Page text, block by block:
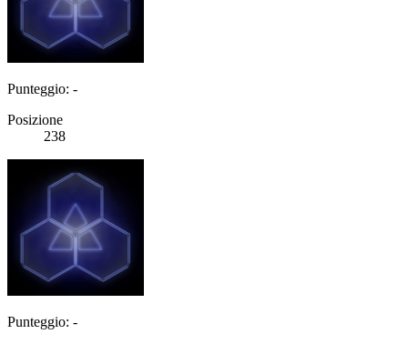
Punteggio: -
Posizione
238
Punteggio: -